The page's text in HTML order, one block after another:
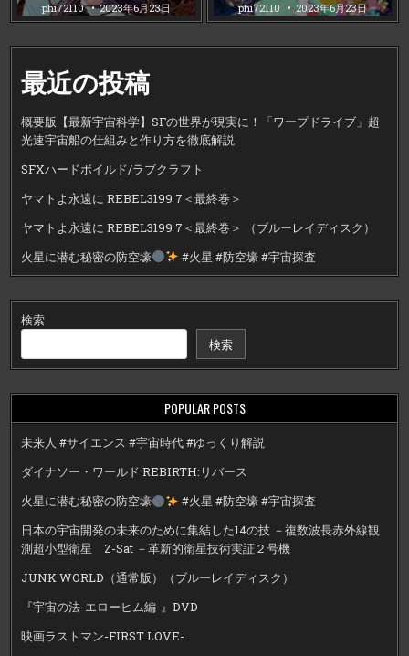
phi72110 2023年6月23日 phi72110 2023年6月23日
最近の投稿
概要版【最新宇宙科学】SFの世界が現実に！「ワープドライブ」超
光速宇宙船の仕組みと作り方を徹底解説
SFXハードボイルド/ラブクラフト
ヤマトよ永遠に REBEL3199 7＜最終巻＞
ヤマトよ永遠に REBEL3199 7＜最終巻＞ （ブルーレイディスク）
火星に潜む秘密の防空壕
#火星 #防空壕 #宇宙探査
検索
検索
POPULAR POSTS
未来人 #サイエンス #宇宙時代 #ゆっくり解説
ダイナソー・ワールド REBIRTH:リバース
火星に潜む秘密の防空壕
#火星 #防空壕 #宇宙探査
日本の宇宙開発の未来のために集結した14の技 －複数波長赤外線観
測超小型衛星 Z-Sat －革新的衛星技術実証２号機
JUNK WORLD（通常版）（ブルーレイディスク）
『宇宙の法-エローヒム編-』DVD
映画ラストマン-FIRST LOVE-